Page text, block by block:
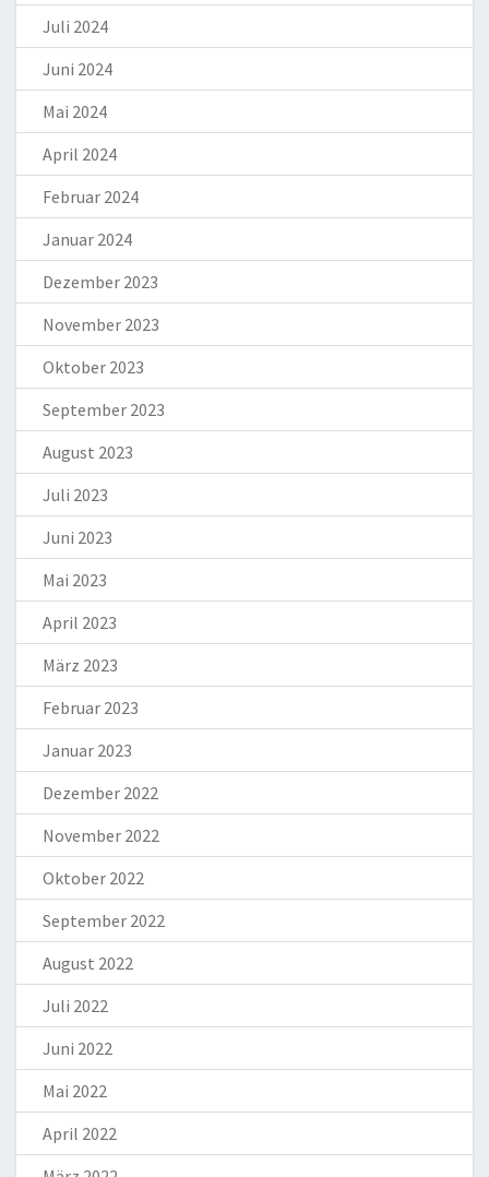
Juli 2024
Juni 2024
Mai 2024
April 2024
Februar 2024
Januar 2024
Dezember 2023
November 2023
Oktober 2023
September 2023
August 2023
Juli 2023
Juni 2023
Mai 2023
April 2023
März 2023
Februar 2023
Januar 2023
Dezember 2022
November 2022
Oktober 2022
September 2022
August 2022
Juli 2022
Juni 2022
Mai 2022
April 2022